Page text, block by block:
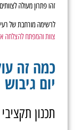
זהו פתרון מעולה
לרשימה מורחבת של
צוות והמפתח להצלחה
כמה זה
יום גיבוש
תכנון תקציבי